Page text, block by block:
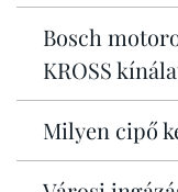
Bosch
KROSS
Milyen cipő